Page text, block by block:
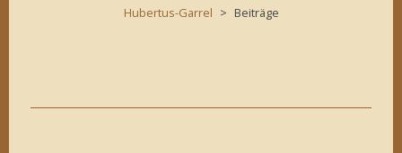
Hubertus-Garrel Beiträge